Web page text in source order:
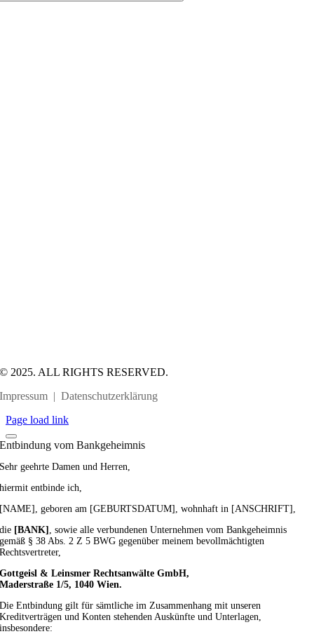
© 2025. ALL RIGHTS RESERVED.
Impressum |Datenschutzerklärung
Page load link
Entbindung vom Bankgeheimnis
Sehr geehrte Damen und Herren,
hiermit entbinde ich,
[NAME], geboren am [GEBURTSDATUM], wohnhaft in [ANSCHRIFT],
die [BANK] , sowie alle verbundenen Unternehmen vom Bankgeheimnis
gemäß § 38 Abs. 2 Z 5 BWG gegenüber meinem bevollmächtigten
Rechtsvertreter,
Gottgeisl & Leinsmer Rechtsanwälte GmbH,
Maderstraße 1/5, 1040 Wien.
Die Entbindung gilt für sämtliche im Zusammenhang mit unseren
Kreditverträgen und Konten stehenden Auskünfte und Unterlagen,
insbesondere: